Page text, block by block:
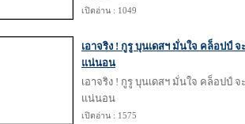
เปิดอ่าน : 1049
เอาจริง ! กูรู บุนเดสฯ มั่นใจ คล็อปป์
แน่นอน
เอาจริง ! กูรู บุนเดสฯ มั่นใจ คล็อปป์
แน่นอน
เปิดอ่าน : 1575